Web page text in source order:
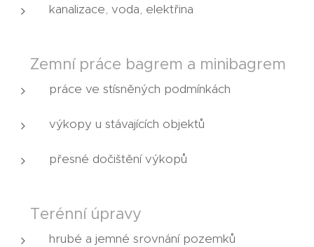
kanalizace, voda, elektřina
🟤 Zemní práce bagrem a minibagrem
práce ve stísněných podmínkách
výkopy u stávajících objektů
přesné dočištění výkopů
🟤 Terénní úpravy
hrubé a jemné srovnání pozemků